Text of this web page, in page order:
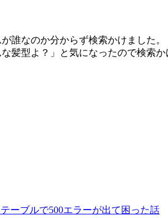
誰なのか分からず検索かけました。
髪型よ？」と気になったので検索か
ーブルで500エラーが出て困った話